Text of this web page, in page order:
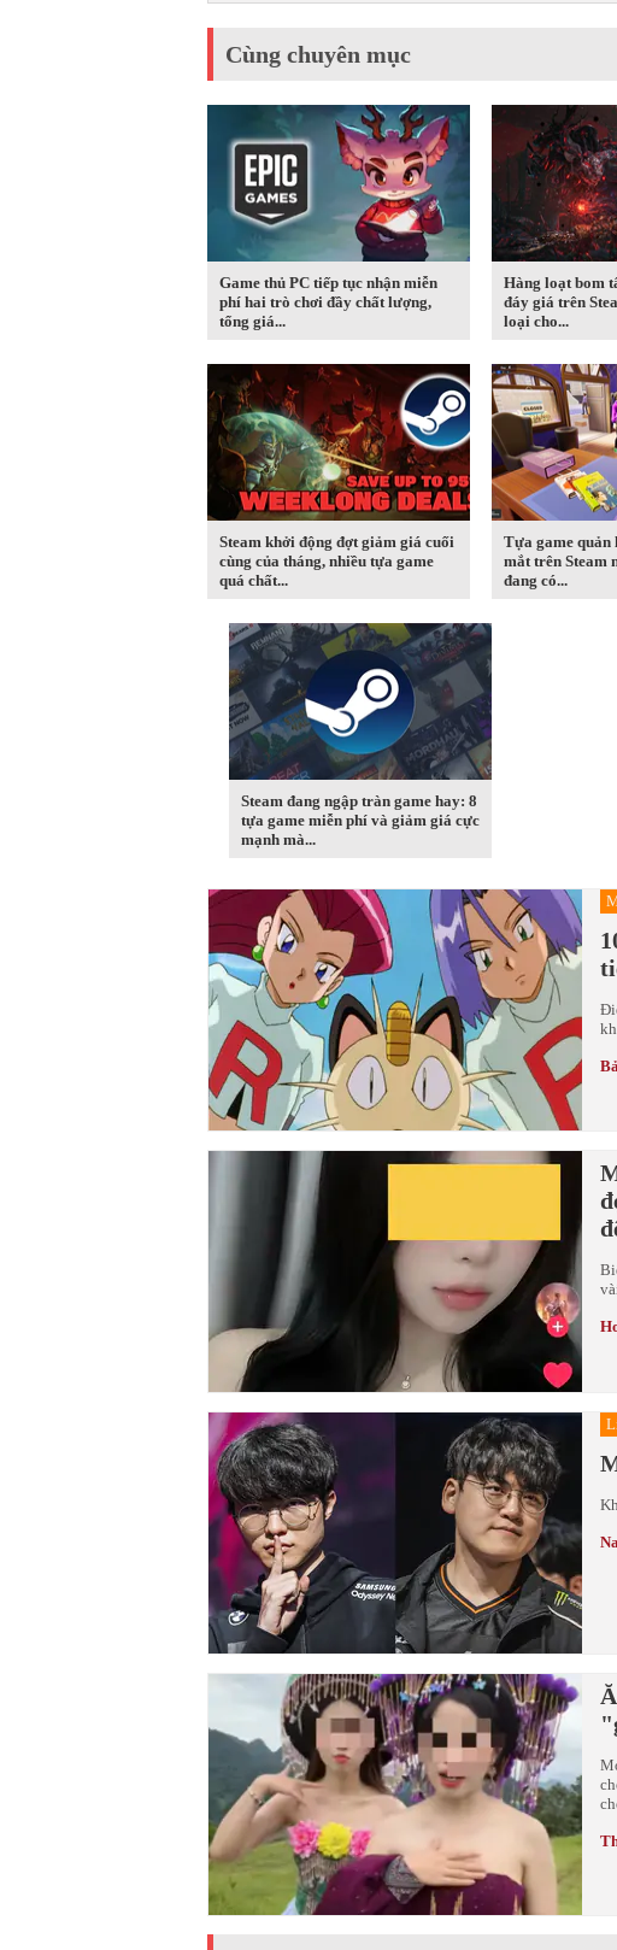
Cùng chuyên mục
Game thủ PC tiếp tục nhận miễn
phí hai trò chơi đầy chất lượng,
tổng giá...
Hàng loạt bom
đáy giá trên
loại cho...
Steam khởi động đợt giảm giá cuối
cùng của tháng, nhiều tựa game
quá chất...
Tựa game
mắt trên Steam
đang có...
Steam đang ngập tràn game hay: 8
tựa game miễn phí và giảm giá cực
mạnh mà...